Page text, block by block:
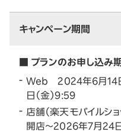
キャンペーン期間
■ プランのお申し込み
Web 2024年6月14
日（金）9:59
店舗（楽天モバイルシ
開店～2026年7月24日